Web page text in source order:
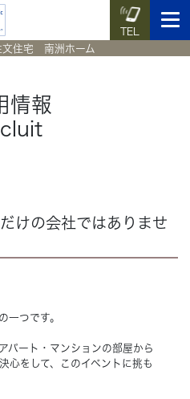
TEL
暮らしのコラム
文住宅 南洲ホーム
情報
けの会社ではありませ
一つです。
パート・マンションの部屋から
心をして、このイベントに挑も